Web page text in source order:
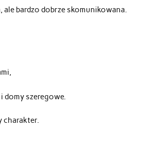
bardzo dobrze skomunikowana.
domy szeregowe.
charakter.